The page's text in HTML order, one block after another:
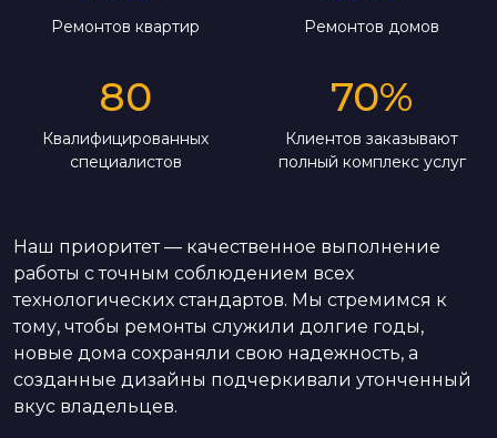
Ремонтов квартир Ремонтов домов
80
Квалифицированных
специалистов
70%
Клиентов заказывают
полный комплекс услуг
Наш приоритет — качественное выполнение
работы с точным соблюдением всех
технологических стандартов. Мы стремимся к
тому, чтобы ремонты служили долгие годы,
новые дома сохраняли свою надежность, а
созданные дизайны подчеркивали утонченный
вкус владельцев.